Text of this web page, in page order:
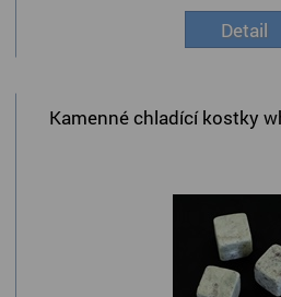
Detail
Kamenné chladící kostky